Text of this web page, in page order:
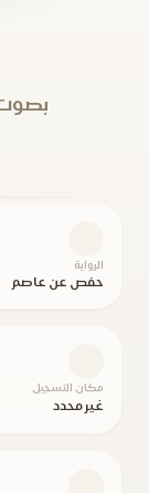
الرواية
حفص عن عاصم
مكان التسجيل
غير محدد